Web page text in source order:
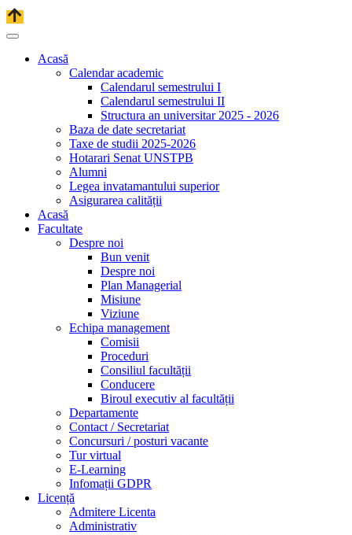
Acasă
Calendar academic
Calendarul semestrului I
Calendarul semestrului II
Structura an universitar 2025 - 2026
Baza de date secretariat
Taxe de studii 2025-2026
Hotarari Senat UNSTPB
Alumni
Legea invatamantului superior
Asigurarea calității
Acasă
Facultate
Despre noi
Bun venit
Despre noi
Plan Managerial
Misiune
Viziune
Echipa management
Comisii
Proceduri
Consiliul facultății
Conducere
Biroul executiv al facultății
Departamente
Contact / Secretariat
Concursuri / posturi vacante
Tur virtual
E-Learning
Infomații GDPR
Licență
Admitere Licenta
Administrativ